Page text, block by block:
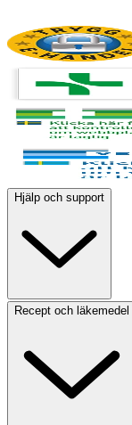
Hjälp och support
Recept och läkemedel